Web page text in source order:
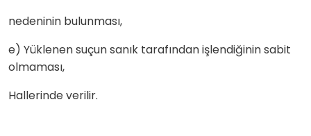
nedeninin bulunması,
e) Yüklenen suçun sanık tarafından işlendiğinin sabit
olmaması,
Hallerinde verilir.